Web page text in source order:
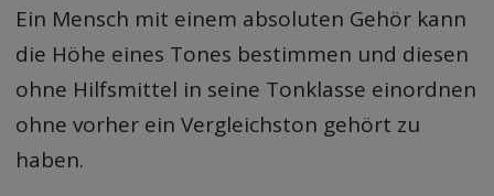
Ein Mensch mit einem absoluten Gehör kann
die Höhe eines Tones bestimmen und diesen
ohne Hilfsmittel in seine Tonklasse einordnen
ohne vorher ein Vergleichston gehört zu
haben.